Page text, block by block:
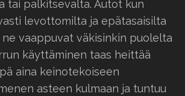
tai palkitsevalta. Autot kun
levottomilta ja epätasaisilta
vaappuvat väkisinkin puolelta
käyttäminen taas heittää
aina keinotekoiseen
asteen kulmaan ja tuntuu